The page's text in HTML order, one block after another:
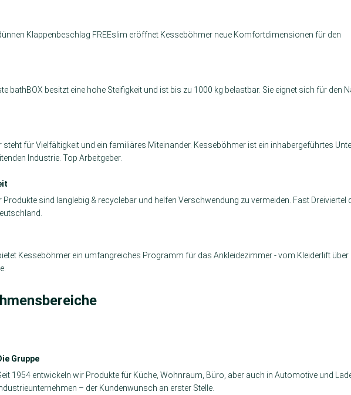
Klappenbeschlag FREEslim eröffnet Kesseböhmer neue Komfortdimensionen für den
bathBOX besitzt eine hohe Steifigkeit und ist bis zu 1000 kg belastbar. Sie eignet sich für den
steht für Vielfältigkeit und ein familiäres Miteinander. Kesseböhmer ist ein inhabergeführtes
Industrie. Top Arbeitgeber.
Produkte sind langlebig & recyclebar und helfen Verschwendung zu vermeiden. Fast
Kesseböhmer ein umfangreiches Programm für das Ankleidezimmer - vom Kleiderlift
Gruppe
1954 entwickeln wir Produkte für Küche, Wohnraum, Büro, aber auch in Automotive und
– der Kundenwunsch an erster Stelle.